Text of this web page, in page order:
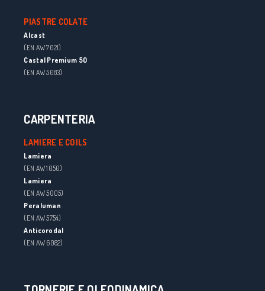
PIASTRE COLATE
Alcast
(EN AW 7021)
Castal Premium 50
(EN AW 5083)
CARPENTERIA
LAMIERE E COILS
Lamiera
(EN AW 1050)
Lamiera
(EN AW 5005)
Peraluman
(EN AW 5754)
Anticorodal
(EN AW 6082)